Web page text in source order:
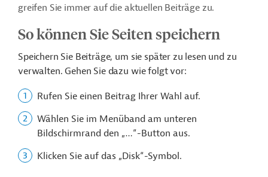
greifen Sie immer auf die aktuellen Beiträge zu.
So können Sie Seiten speichern
Speichern Sie Beiträge, um sie später zu lesen und zu
verwalten. Gehen Sie dazu wie folgt vor:
Rufen Sie einen Beitrag Ihrer Wahl auf.
Wählen Sie im Menüband am unteren
Bildschirmrand den „…“-Button aus.
Klicken Sie auf das „Disk“-Symbol.